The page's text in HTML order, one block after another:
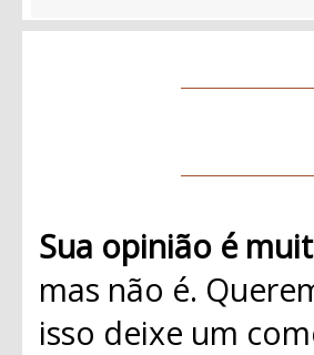
Sua opinião é
mas não é.
isso deixe um